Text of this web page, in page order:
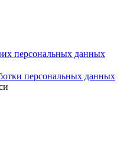
персональных данных
персональных данных